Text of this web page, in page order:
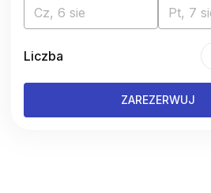
Cz, 6 sie
Pt, 7
Liczba
ZAREZERWUJ